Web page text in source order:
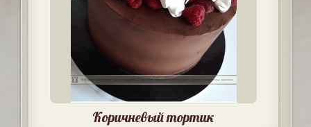
Коричневый тортик